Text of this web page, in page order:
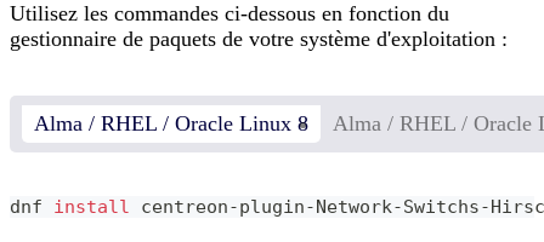
Utilisez les commandes ci-dessous en fonction du
gestionnaire de paquets de votre système d'exploitation :
Alma / RHEL / Oracle Linux 8 Alma / RHEL / Oracle
dnf install centreon-plugin-Network-Switchs-